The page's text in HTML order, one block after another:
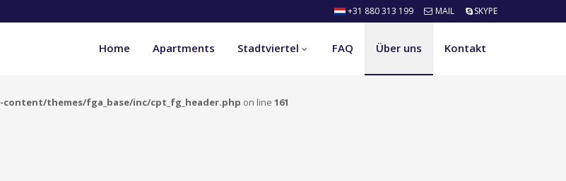
+31 880 313 199 MAIL SKYPE
Home Apartments Stadtviertel FAQ Über uns Kontakt
themes/fga_base/inc/cpt_fg_header.php on line 161